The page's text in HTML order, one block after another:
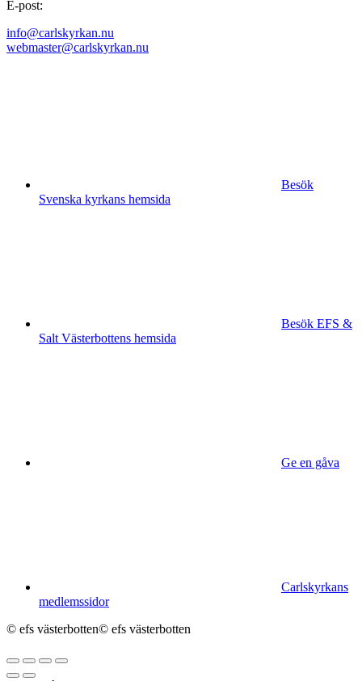
E-post:
info@carlskyrkan.nu
webmaster@carlskyrkan.nu
Besök
Svenska kyrkans hemsida
Besök EFS &
Salt Västerbottens hemsida
Ge en gåva
Carlskyrkans
medlemssidor
© efs västerbotten© efs västerbotten